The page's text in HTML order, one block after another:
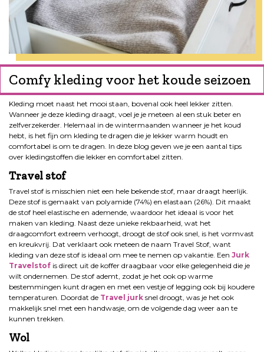
Comfy kleding voor het koude seizoen
Kleding moet naast het mooi staan, bovenal ook heel lekker zitten.
Wanneer je deze kleding draagt, voel je je meteen al een stuk beter en
zelfverzekerder. Helemaal in de wintermaanden wanneer je het koud
hebt, is het fijn om kleding te dragen die je lekker warm houdt en
comfortabel is om te dragen. In deze blog geven we je een aantal tips
over kledingstoffen die lekker en comfortabel zitten.
Travel stof
Travel stof is misschien niet een hele bekende stof, maar draagt heerlijk.
Deze stof is gemaakt van polyamide (74%) en elastaan (26%). Dit maakt
de stof heel elastische en ademende, waardoor het ideaal is voor het
maken van kleding. Naast deze unieke rekbaarheid, wat het
draagcomfort extreem verhoogt, droogt de stof ook snel, is het vormvast
en kreukvrij. Dat verklaart ook meteen de naam Travel Stof, want
kleding van deze stof is ideaal om mee te nemen op vakantie. Een Jurk
Travelstof is direct uit de koffer draagbaar voor elke gelegenheid die je
wilt ondernemen. De stof ademt, zodat je het ook op warme
bestemmingen kunt dragen en met een vestje of legging ook bij koudere
temperaturen. Doordat de Travel jurk snel droogt, was je het ook
makkelijk snel met een handwasje, om de volgende dag weer aan te
kunnen trekken.
Wol